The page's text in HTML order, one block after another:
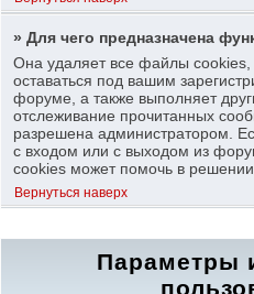
» Для чего предназначена
Она удаляет все файлы cookies,
оставаться под вашим
форуме, а также выполняет
отслеживание прочитанных
разрешена администратором.
с входом или с выходом из
cookies может помочь в
Вернуться наверх
Параметры